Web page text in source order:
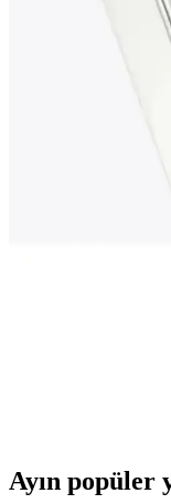
Samsung
Niss Silikon
Deri görünümlü, şık
çizilmelere ve
Xiaomi Redmi
Koruyucu
Xiaomi Redmi Note 9
koruyucularını
Ayın popüler